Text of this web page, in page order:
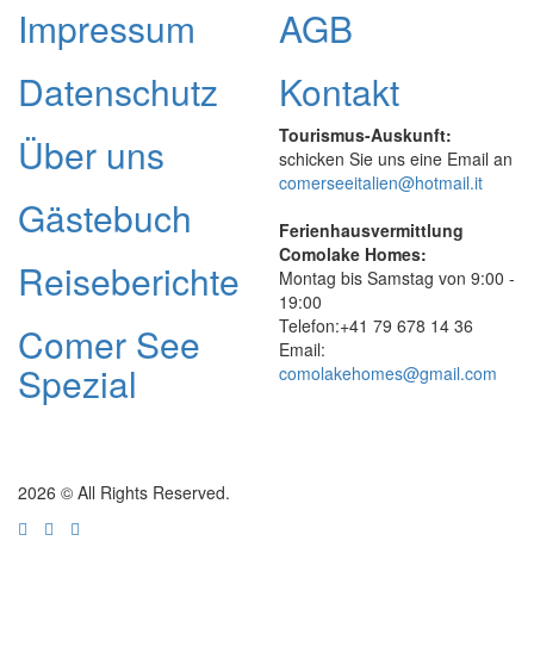
Impressum
Datenschutz
Über uns
Gästebuch
Reiseberichte
Comer See
Spezial
AGB
Kontakt
Tourismus-Auskunft:
schicken Sie uns eine Email an
comerseeitalien@hotmail.it
Ferienhausvermittlung
Comolake Homes:
Montag bis Samstag von 9:00 -
19:00
Telefon:+41 79 678 14 36
Email:
comolakehomes@gmail.com
2026 © All Rights Reserved.